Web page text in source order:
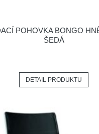
POHOVKA BONGO
ŠEDÁ
DETAIL PRODUKTU